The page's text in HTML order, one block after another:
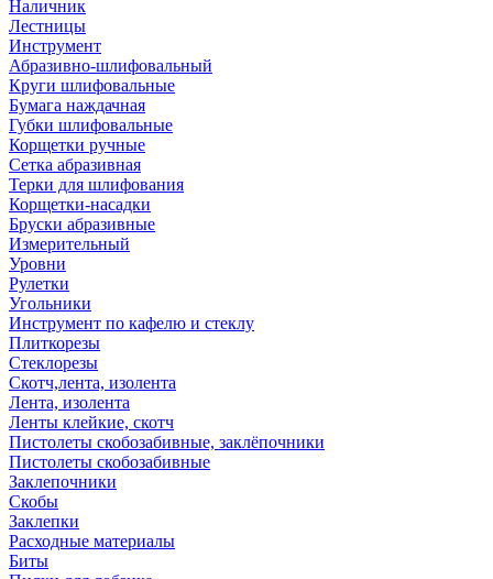
Наличник
Лестницы
Инструмент
Абразивно-шлифовальный
Круги шлифовальные
Бумага наждачная
Губки шлифовальные
Корщетки ручные
Сетка абразивная
Терки для шлифования
Корщетки-насадки
Бруски абразивные
Измерительный
Уровни
Рулетки
Угольники
Инструмент по кафелю и стеклу
Плиткорезы
Стеклорезы
Скотч,лента, изолента
Лента, изолента
Ленты клейкие, скотч
Пистолеты скобозабивные, заклёпочники
Пистолеты скобозабивные
Заклепочники
Скобы
Заклепки
Расходные материалы
Биты